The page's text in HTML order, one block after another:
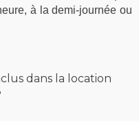
à la demi-journée ou
dans la location